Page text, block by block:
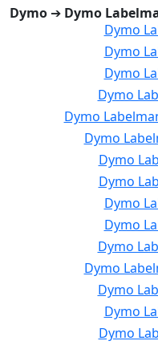
Dymo ➔ Dymo
Dymo
Dymo
Dymo
Dymo
Dymo
Dymo
Dymo
Dymo
Dymo
Dymo
Dymo
Dymo
Dymo
Dymo
Dymo